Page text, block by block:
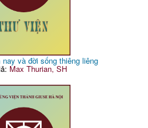
nay và đời sống thiêng liêng
Max Thurian, SH